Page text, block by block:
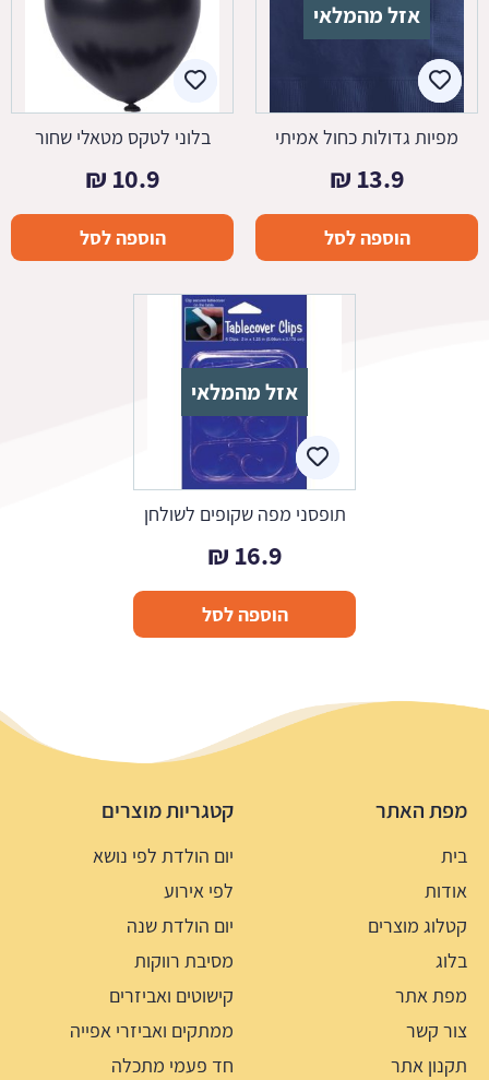
אזל מהמלאי
מפיות גדולות כחול אמיתי
13.9
₪
הוספה לסל
בלוני לטקס מטאלי שחור
10.9
₪
הוספה לסל
אזל מהמלאי
תופסני מפה שקופים לשולחן
16.9
₪
הוספה לסל
מפת האתר
בית
אודות
קטלוג מוצרים
בלוג
מפת אתר
צור קשר
תקנון אתר
קטגריות מוצרים
יום הולדת לפי נושא
לפי אירוע
יום הולדת שנה
מסיבת רווקות
קישוטים ואביזרים
ממתקים ואביזרי אפייה
חד פעמי מתכלה